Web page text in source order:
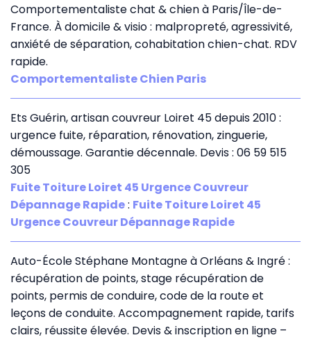
Comportementaliste chat & chien à Paris/Île-de-
France. À domicile & visio : malpropreté, agressivité,
anxiété de séparation, cohabitation chien-chat. RDV
rapide.
Comportementaliste Chien Paris
Ets Guérin, artisan couvreur Loiret 45 depuis 2010 :
urgence fuite, réparation, rénovation, zinguerie,
démoussage. Garantie décennale. Devis : 06 59 515
305
Fuite Toiture Loiret 45 Urgence Couvreur
Dépannage Rapide: Fuite Toiture Loiret 45
Urgence Couvreur Dépannage Rapide
Auto-École Stéphane Montagne à Orléans & Ingré :
récupération de points, stage récupération de
points, permis de conduire, code de la route et
leçons de conduite. Accompagnement rapide, tarifs
clairs, réussite élevée. Devis & inscription en ligne –